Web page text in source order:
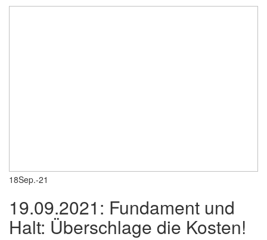
18Sep.-21
19.09.2021: Fundament und
Halt: Überschlage die Kosten!